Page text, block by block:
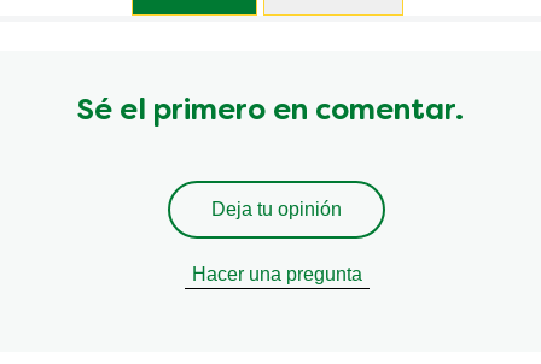
Sé el primero en comentar.
Deja tu opinión
Hacer una pregunta